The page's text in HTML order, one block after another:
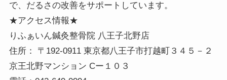
で、だるさの改善をサポートしています。
★アクセス情報★
りふぁいん鍼灸整骨院 八王子北野店
住所： 〒192-0911 東京都八王子市打越町３４５－２
京王北野マンション Cー１０３